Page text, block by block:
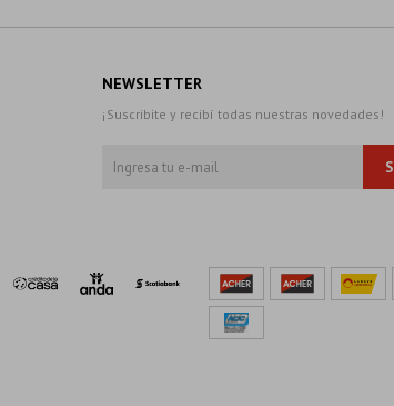
NEWSLETTER
¡Suscribite y recibí todas nuestras novedades!